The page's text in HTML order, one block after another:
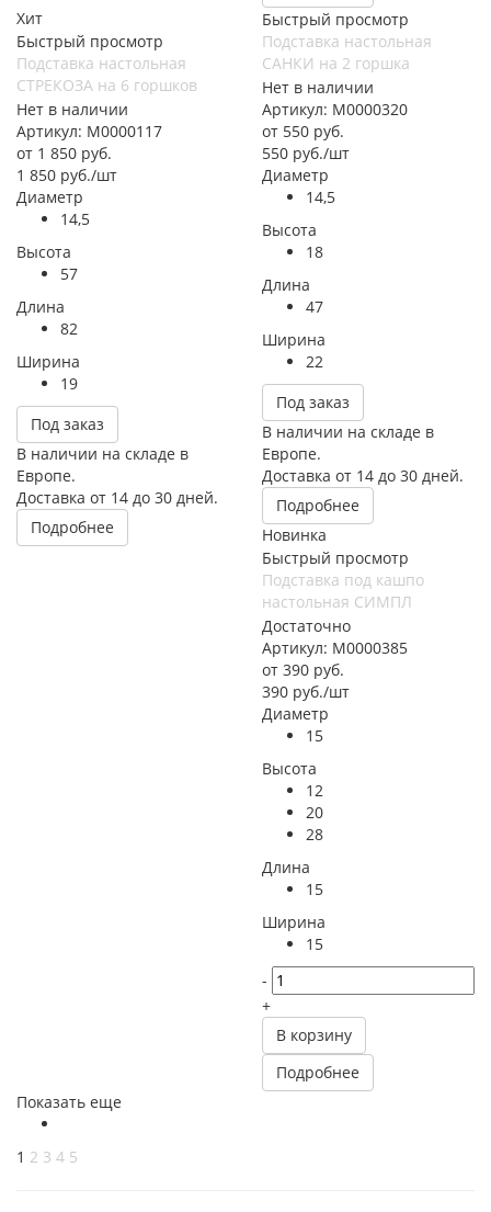
Хит
Быстрый просмотр
Подставка настольная
СТРЕКОЗА на 6 горшков
Нет в наличии
Артикул: М0000117
от 1 850 руб.
1 850 руб./шт
Диаметр
14,5
Высота
57
Длина
82
Ширина
19
Под заказ
В наличии на складе в
Европе.
Доставка от 14 до 30 дней.
Подробнее
Быстрый просмотр
Подставка настольная
САНКИ на 2 горшка
Нет в наличии
Артикул: М0000320
от 550 руб.
550 руб./шт
Диаметр
14,5
Высота
18
Длина
47
Ширина
22
Под заказ
В наличии на складе в
Европе.
Доставка от 14 до 30 дней.
Подробнее
Новинка
Быстрый просмотр
Подставка под кашпо
настольная СИМПЛ
Достаточно
Артикул: М0000385
от 390 руб.
390 руб./шт
Диаметр
15
Высота
12
20
28
Длина
15
Ширина
15
-
+
В корзину
Подробнее
Показать еще
1 2 3 4 5